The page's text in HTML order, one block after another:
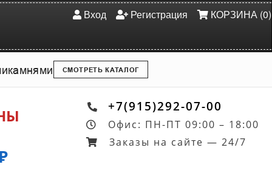
Вход Регистрация КОРЗИНА (0)
камнями СМОТРЕТЬ КАТАЛОГ
+7(915)292-07-00
Офис: ПН-ПТ 09:00 – 18:00
Заказы на сайте — 24/7